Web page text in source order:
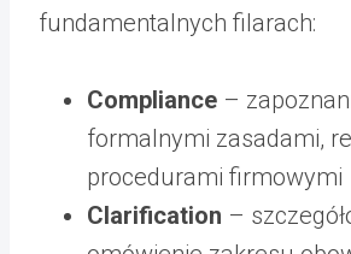
fundamentalnych filarach:
Compliance –
formalnymi zasadami,
procedurami firmowymi
Clarification –